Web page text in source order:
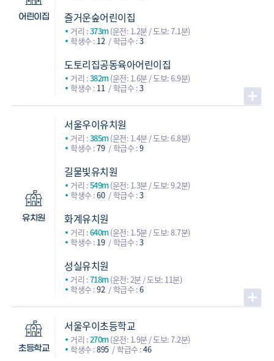
어린이집 즐거운숲어린이집
거리 :373m(운전: 1.2분 / 도보: 7.1분)
학생수 : 12 학급수 :3
도토리집공동육아어린이집
거리 :382m(운전: 1.6분 / 도보: 6.9분)
학생수 : 11 학급수 :3
유치원
서울우이유치원
거리 :385m(운전: 1.4분 / 도보: 6.8분)
학생수 :79 학급수 :9
길물빛유치원
거리 :549m(운전: 1.3분 / 도보: 9.2분)
학생수 :60 학급수 :3
화계유치원
거리 :640m(운전: 1.5분 / 도보: 8.7분)
학생수 : 19 학급수 :3
성실유치원
거리 :718m(운전: 2분 / 도보: 11분)
학생수 :92 학급수 :6
초등학교
서울우이초등학교
거리 :270m(운전: 1.9분 / 도보: 7.2분)
학생수 :895 학급수 :46